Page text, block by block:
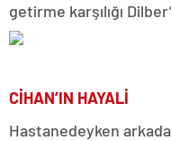
getirme karşılığı
CİHAN’IN HAYALİ
Hastanedeyken